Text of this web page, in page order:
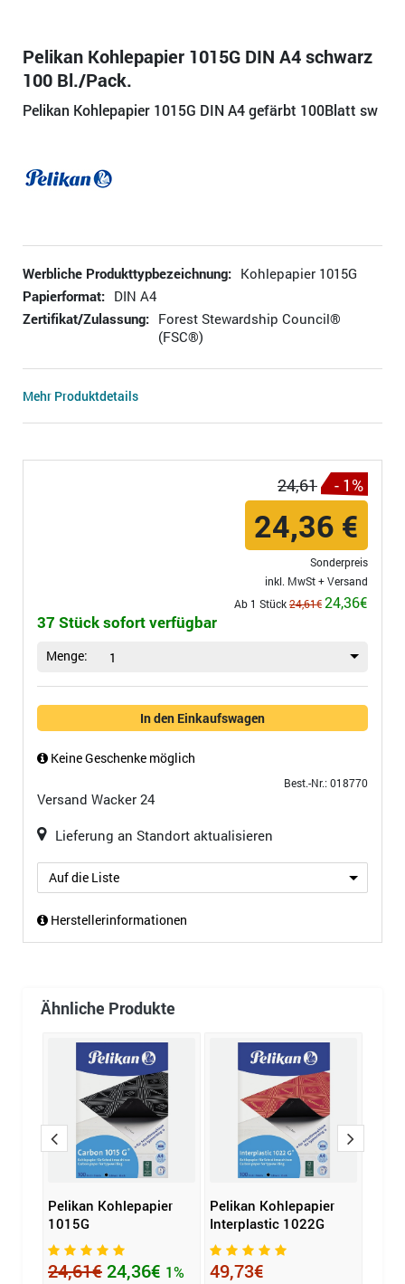
Pelikan Kohlepapier 1015G DIN A4 schwarz
100 Bl./Pack.
Pelikan Kohlepapier 1015G DIN A4 gefärbt 100Blatt sw
Werbliche Produkttypbezeichnung: Kohlepapier 1015G
Papierformat: DIN A4
Zertifikat/Zulassung: Forest Stewardship Council®
(FSC®)
Mehr Produktdetails
24,61 - 1%
24,36 €
Sonderpreis
inkl. MwSt +Versand
Ab 1 Stück24,61€24,36€
37 Stück sofort verfügbar
Menge: 1
In den Einkaufswagen
Keine Geschenke möglich
Best.-Nr.: 018770
Versand Wacker 24
Lieferung an Standort aktualisieren
Auf die Liste
Herstellerinformationen
Ähnliche Produkte
Pelikan Kohlepapier
1015G
24,61€ 24,36€ 1%
Pelikan Kohlepapier
Interplastic 1022G
49,73€